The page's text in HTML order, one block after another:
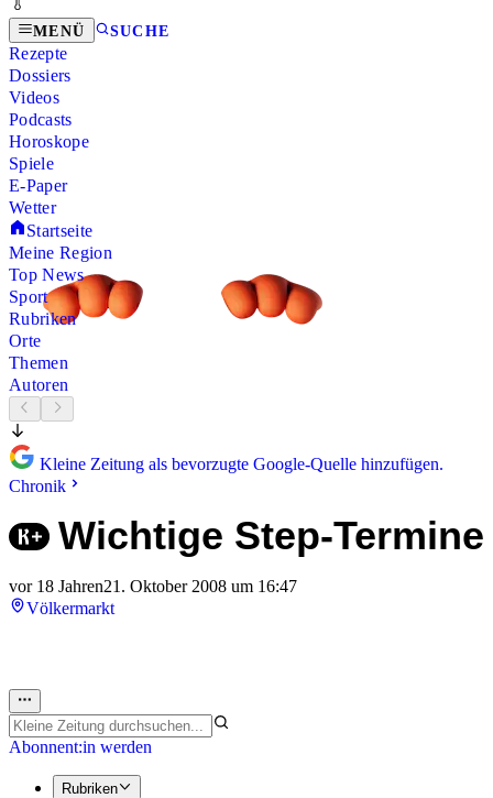
MENÜ SUCHE
Rezepte
Dossiers
Videos
Podcasts
Horoskope
Spiele
E-Paper
Wetter
Startseite
Meine Region
Top News
Sport
Rubriken
Orte
Themen
Autoren
Kleine Zeitung als bevorzugte Google-Quelle hinzufügen.
Chronik
Wichtige Step-Termine
vor 18 Jahren21. Oktober 2008 um 16:47
Völkermarkt
Abonnent:in werden
Rubriken